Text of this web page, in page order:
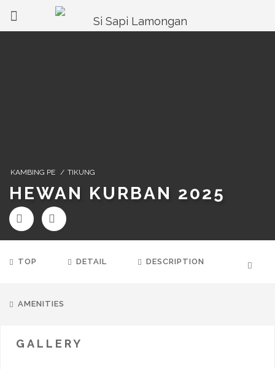
KAMBING PE / TIKUNG
HEWAN KURBAN 2025
TOP DETAIL DESCRIPTION
AMENITIES
GALLERY